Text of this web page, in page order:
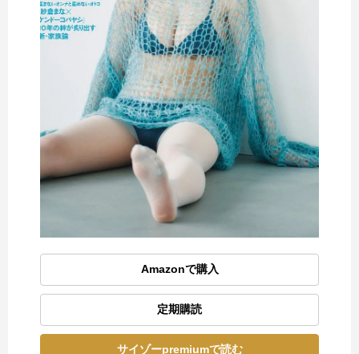
Amazonで購入
定期購読
サイゾーpremiumで読む